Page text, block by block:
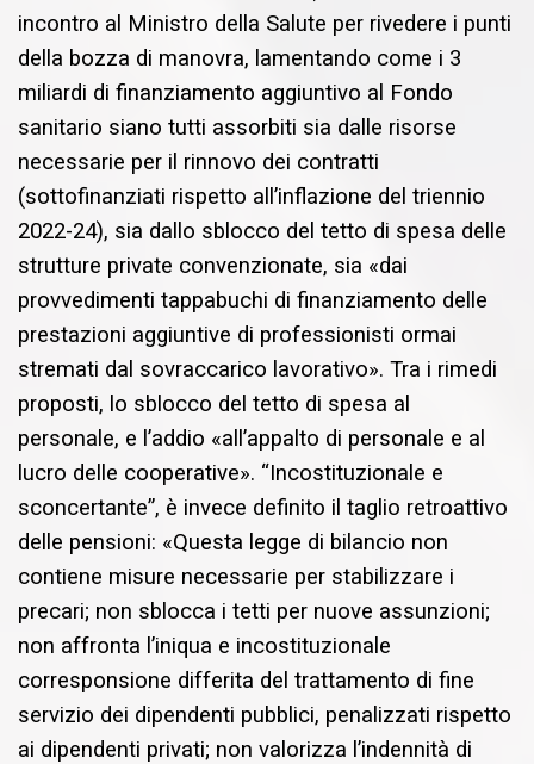
incontro al Ministro della Salute per rivedere i punti
della bozza di manovra, lamentando come i 3
miliardi di finanziamento aggiuntivo al Fondo
sanitario siano tutti assorbiti sia dalle risorse
necessarie per il rinnovo dei contratti
(sottofinanziati rispetto all’inflazione del triennio
2022-24), sia dallo sblocco del tetto di spesa delle
strutture private convenzionate, sia «dai
provvedimenti tappabuchi di finanziamento delle
prestazioni aggiuntive di professionisti ormai
stremati dal sovraccarico lavorativo». Tra i rimedi
proposti, lo sblocco del tetto di spesa al
personale, e l’addio «all’appalto di personale e al
lucro delle cooperative». “Incostituzionale e
sconcertante”, è invece definito il taglio retroattivo
delle pensioni: «Questa legge di bilancio non
contiene misure necessarie per stabilizzare i
precari; non sblocca i tetti per nuove assunzioni;
non affronta l’iniqua e incostituzionale
corresponsione differita del trattamento di fine
servizio dei dipendenti pubblici, penalizzati rispetto
ai dipendenti privati; non valorizza l’indennità di